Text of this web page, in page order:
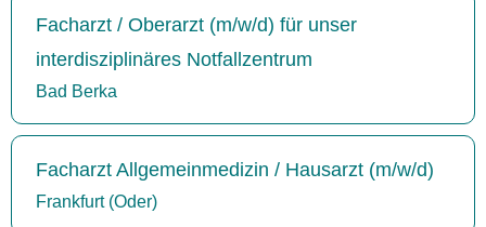
Facharzt / Oberarzt (m/w/d) für unser
interdisziplinäres Notfallzentrum
Bad Berka
Facharzt Allgemeinmedizin / Hausarzt (m/w/d)
Frankfurt (Oder)